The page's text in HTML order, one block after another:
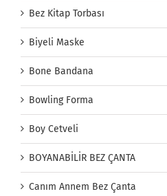
Bez Kitap Torbası
Biyeli Maske
Bone Bandana
Bowling Forma
Boy Cetveli
BOYANABİLİR BEZ ÇANTA
Canım Annem Bez Çanta